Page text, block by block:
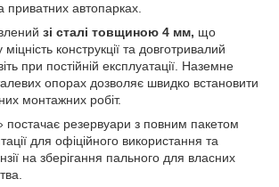
приватних автопарках.
зі сталі товщиною 4 мм, що
конструкції та довготривалий
при постійній експлуатації. Наземне
опорах дозволяє швидко встановити
монтажних робіт.
резервуари з повним пакетом
для офіційного використання та
на зберігання пального для власних